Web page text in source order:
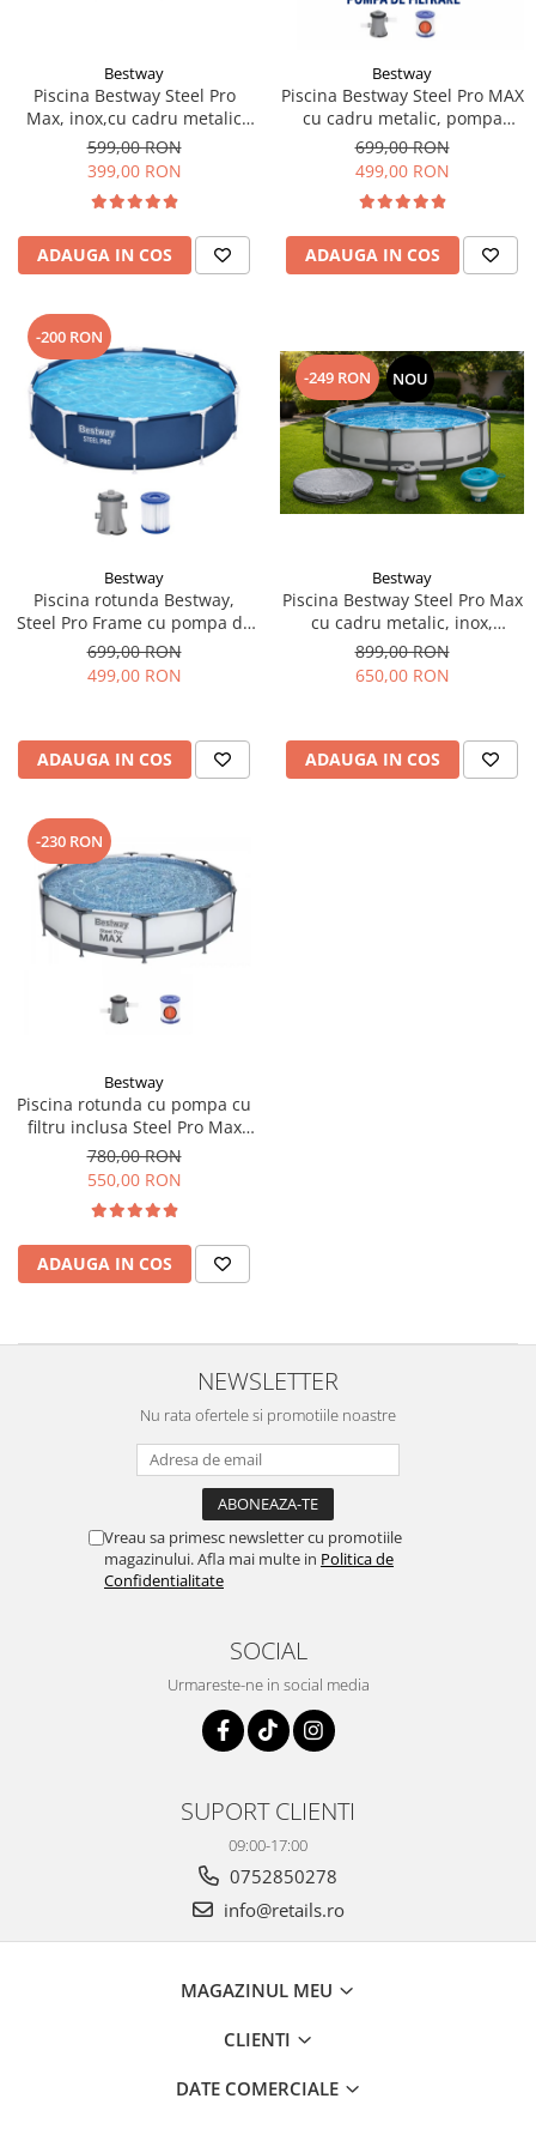
Bestway
Piscina Bestway Steel Pro
Max, inox,cu cadru metalic
305x76cm, 4678 l
599,00 RON
399,00 RON
ADAUGA IN COS
Bestway
Piscina Bestway Steel Pro MAX
cu cadru metalic, pompa
filtrare,305m x 76cm Gri
699,00 RON
499,00 RON
ADAUGA IN COS
-200 RON
Bestway
Piscina rotunda Bestway,
Steel Pro Frame cu pompa de
filtrare cadru metalic,
albastru, 305 x 76 cm
699,00 RON
499,00 RON
ADAUGA IN COS
-249 RON NOU
Bestway
Piscina Bestway Steel Pro Max
cu cadru metalic, inox,
305x76cm,popma de filtrare
inclusa+CADOU Prelata
premium si dozator de
899,00 RON
650,00 RON
ADAUGA IN COS
-230 RON
Bestway
Piscina rotunda cu pompa cu
filtru inclusa Steel Pro Max
Bestway cu cadru
metalic,inox, diametru 366
cm, inaltime 76 cm, volum
6473 litri, debit pompa 1249
l/h, gri deschis
780,00 RON
550,00 RON
ADAUGA IN COS
NEWSLETTER
Nu rata ofertele si promotiile noastre
Vreau sa primesc newsletter cu promotiile
magazinului. Afla mai multe in Politica de
Confidentialitate
SOCIAL
Urmareste-ne in social media
SUPORT CLIENTI
09:00-17:00
0752850278
info@retails.ro
MAGAZINUL MEU
CLIENTI
DATE COMERCIALE